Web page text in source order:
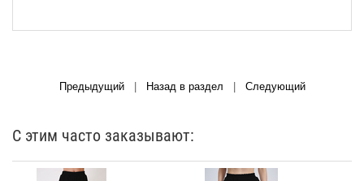
Предыдущий| Назад в раздел | Следующий
С этим часто заказывают: